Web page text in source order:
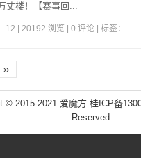
丈楼！【赛事回...
12 | 20192 浏览 | 0 评论 | 标签：
››
© 2015-2021 爱魔方 桂ICP备
Reserved.